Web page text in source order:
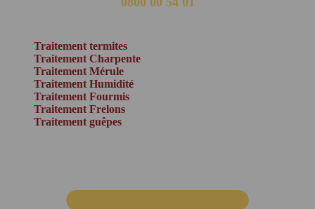
Traitement termites
Traitement Charpente
Traitement Mérule
Traitement Humidité
Traitement Fourmis
Traitement Frelons
Traitement guêpes